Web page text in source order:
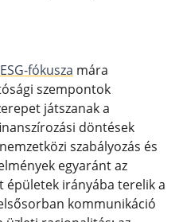
fókusza mára
szempontok
játszanak a
döntések
szabályozás és
egyaránt az
irányába terelik a
kommunikáció